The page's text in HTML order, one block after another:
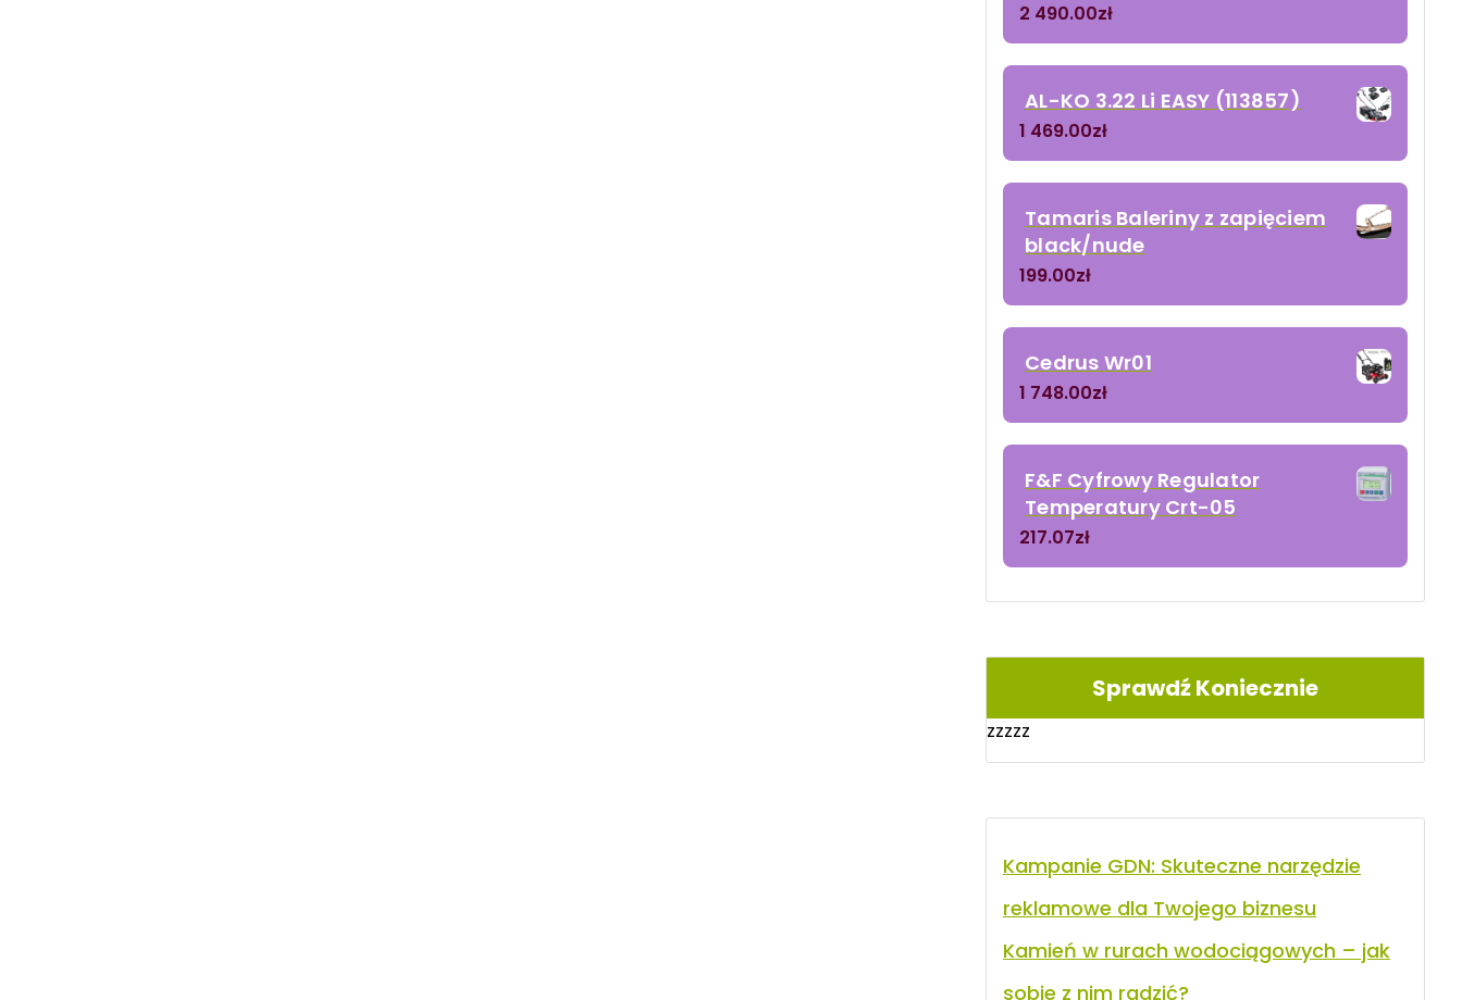
2 490.00zł
AL-KO 3.22 Li EASY (113857)
1 469.00zł
Tamaris Baleriny z zapięciem
black/nude
199.00zł
Cedrus Wr01
1 748.00zł
F&F Cyfrowy Regulator
Temperatury Crt-05
217.07zł
Sprawdź Koniecznie
zzzzz
Kampanie GDN: Skuteczne narzędzie
reklamowe dla Twojego biznesu
Kamień w rurach wodociągowych – jak
sobie z nim radzić?